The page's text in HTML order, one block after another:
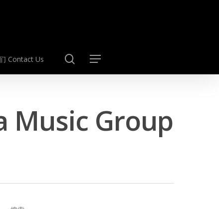
Contact Us search
Menu
Music Group